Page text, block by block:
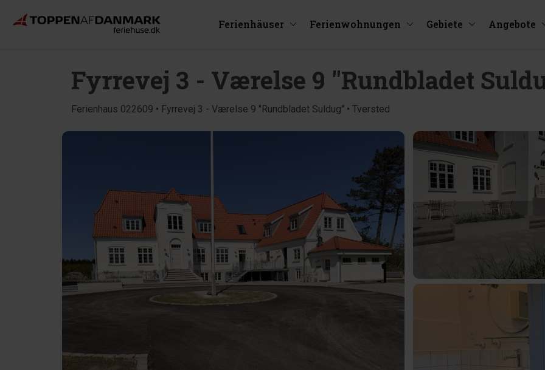
Ferienhäuser Ferienwohnungen Gebiete Angebote
Fyrrevej 3 - Værelse 9 "Rundbladet
Ferienhaus 022609 • Fyrrevej 3 - Værelse 9 "Rundbladet Suldug" • Tversted